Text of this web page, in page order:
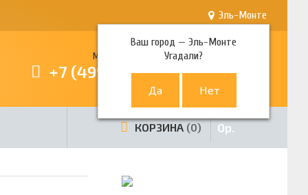
Эль-Монте
Ваш город —Эль-Монте
Угадали?
Многоканальный телефон
+7 (499) 380-80-80
КОРЗИНА 0 0р.